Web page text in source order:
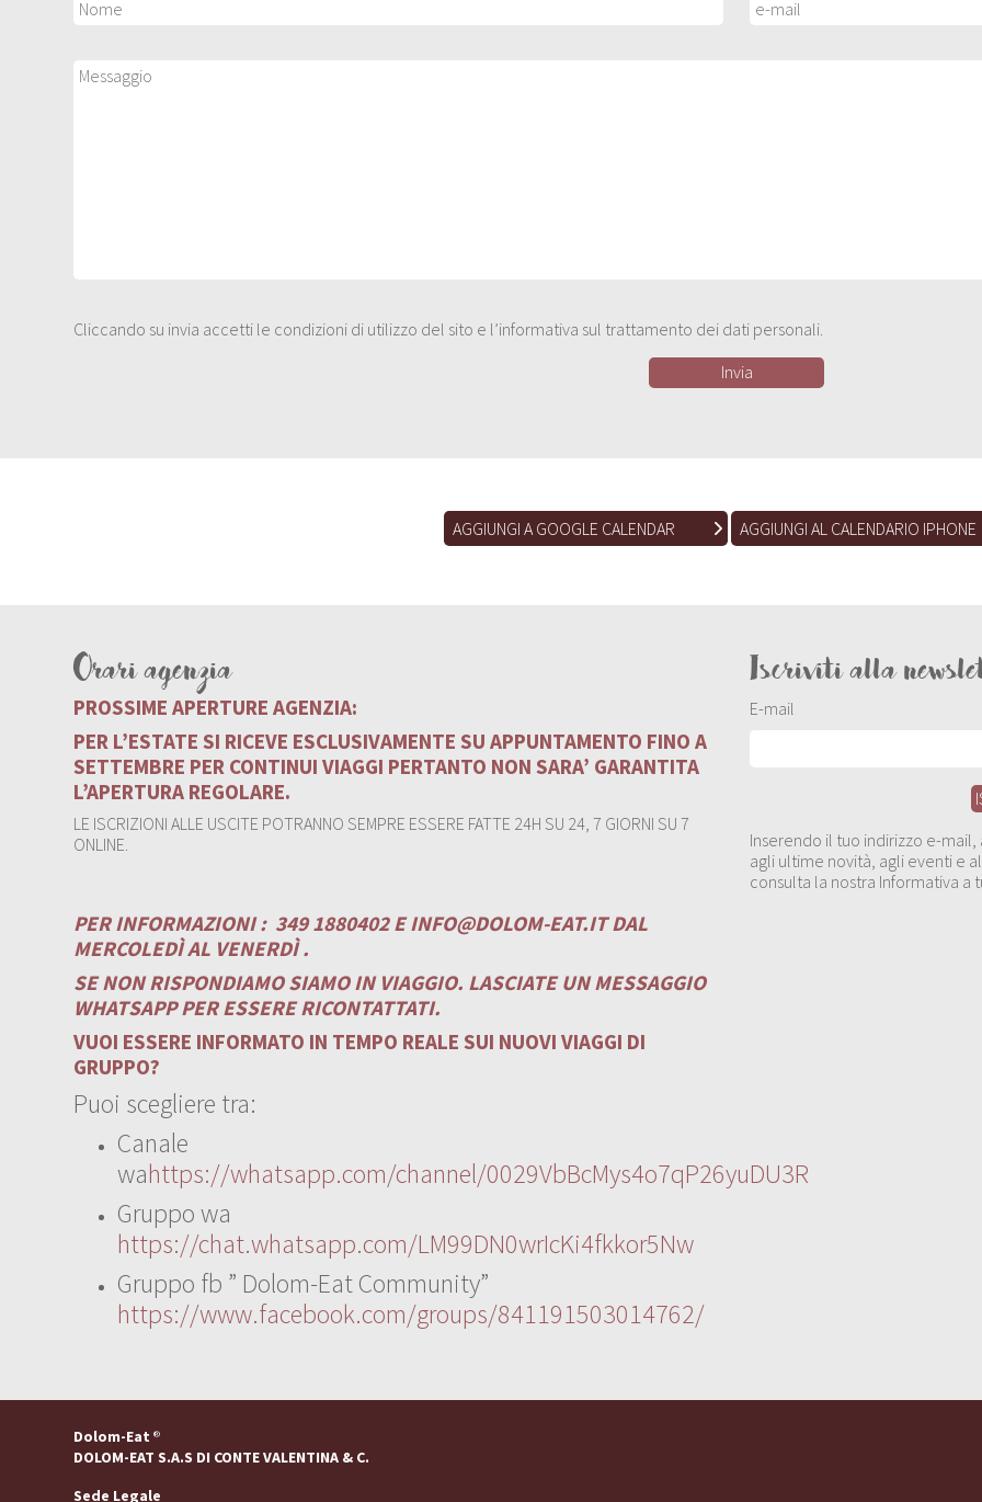
Cliccando su invia accetti le condizioni di utilizzo del sito e l’informativa sul trattamento dei dati personali.
AGGIUNGI A GOOGLE CALENDAR AGGIUNGI AL CALENDARIO IPHONE
Orari agenzia
PROSSIME APERTURE AGENZIA:
PER L’ESTATE SI RICEVE ESCLUSIVAMENTE SU APPUNTAMENTO FINO A
SETTEMBRE PER CONTINUI VIAGGI PERTANTO NON SARA’ GARANTITA
L’APERTURA REGOLARE.
LE ISCRIZIONI ALLE USCITE POTRANNO SEMPRE ESSERE FATTE 24H SU 24, 7 GIORNI SU 7
ONLINE.
PER INFORMAZIONI : 349 1880402 EINFO@DOLOM-EAT.ITDAL
MERCOLEDÌ AL VENERDÌ .
SE NON RISPONDIAMO SIAMO IN VIAGGIO. LASCIATE UN MESSAGGIO
WHATSAPP PER ESSERE RICONTATTATI.
VUOI ESSERE INFORMATO IN TEMPO REALE SUI NUOVI VIAGGI DI
GRUPPO?
Puoi scegliere tra:
Canale
wahttps://whatsapp.com/channel/0029VbBcMys4o7qP26yuDU3R
Gruppo wa
https://chat.whatsapp.com/LM99DN0wrIcKi4fkkor5Nw
Gruppo fb ” Dolom-Eat Community”
https://www.facebook.com/groups/841191503014762/
Iscriviti alla
E-mail
Inserendo il tuo indirizzo e-
agli ultime novità, agli eventi e
consulta la nostra Informativa a
Dolom-Eat ®
DOLOM-EAT S.A.S DI CONTE VALENTINA & C.
Sede Legale